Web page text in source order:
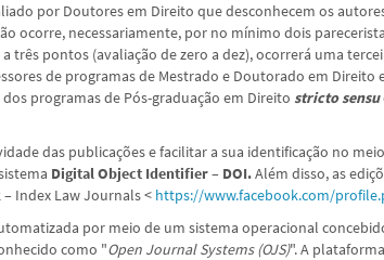
por Doutores em Direito que desconhecem os
ocorre, necessariamente, por no mínimo dois
três pontos (avaliação de zero a dez), ocorrerá uma
de programas de Mestrado e Doutorado em
programas de Pós-graduação em Direito stricto sensu
das publicações e facilitar a sua identificação no
Digital Object Identifier – DOI.Além disso, as
Index Law Journals < https://www.facebook.com/
por meio de um sistema operacional
como "Open Journal Systems (OJS)". A